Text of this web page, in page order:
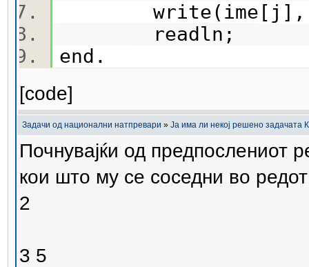
write(ime[j],
readln;
end.
[code]
Задачи од национални натпревари » Ја има ли некој решено задачата
Почнувајќи од предпослениот
кои што му се соседни во
2
3 5